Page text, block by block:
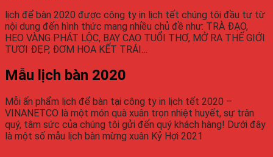
lịch để bàn 2020 được công ty in lịch tết chúng tôi đầu tư từ
nội dung đến hình thức mang nhiều chủ đề như: TRÀ ĐẠO,
HEO VÀNG PHÁT LỘC, BAY CAO TUỔI THƠ, MỞ RA THẾ GIỚI
TƯƠI ĐẸP, ĐƠM HOA KẾT TRÁI…
Mẫu lịch bàn 2020
Mỗi ấn phẩm lịch để bàn tại công ty in lịch tết 2020 –
VINANETCO là một món quà xuân trọn nhiệt huyết, sự trân
quý, tâm sức của chúng tôi gửi đến quý khách hàng! Dưới đây
là một số mẫu lịch bàn mừng xuân Kỷ Hợi 2021